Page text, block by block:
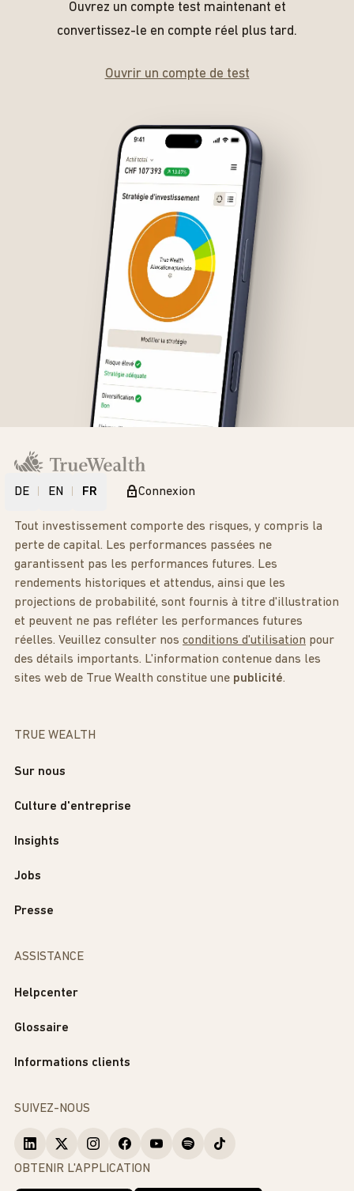
Ouvrez un compte test maintenant et
convertissez-le en compte réel plus tard.
Ouvrir un compte de test
DE EN FR Connexion
Tout investissement comporte des risques, y compris la
perte de capital. Les performances passées ne
garantissent pas les performances futures. Les
rendements historiques et attendus, ainsi que les
projections de probabilité, sont fournis à titre d'illustration
et peuvent ne pas refléter les performances futures
réelles. Veuillez consulter nos conditions d'utilisation pour
des détails importants. L'information contenue dans les
sites web de True Wealth constitue une publicité.
TRUE WEALTH
Sur nous
Culture d'entreprise
Insights
Jobs
Presse
ASSISTANCE
Helpcenter
Glossaire
Informations clients
SUIVEZ-NOUS
OBTENIR L'APPLICATION